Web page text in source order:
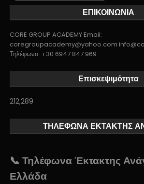
ΕΠΙΚΟΙΝΩΝΙΑ
CORE GROUP ACADEMY Email:
coregroupacademy@yahoo.com
Τηλέφωνα: +30 6947 847 969
Επισκεψιμότητα
212,289
ΤΗΛΕΦΩΝΑ ΕΚΤΑΚΤΗΣ
📞 Τηλέφωνα Έκτακτης
Ελλάδα